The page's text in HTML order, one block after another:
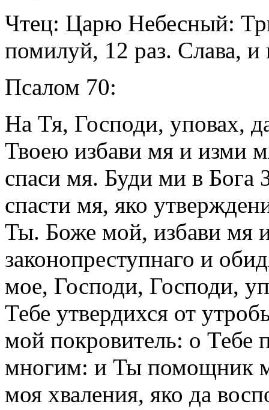
Чтец: Царю Небесный:
помилуй, 12 раз. Слава,
Псалом 70:
На Тя, Господи, уповах,
Твоею избави мя и изми
спаси мя. Буди ми в Бога
спасти мя, яко
Ты. Боже мой, избави мя
законопреступнаго и
мое, Господи, Господи,
Тебе утвердихся от
мой покровитель: о Тебе
многим: и Ты помощник
моя хваления, яко да